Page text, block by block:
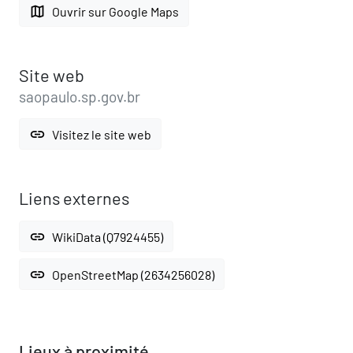
map Ouvrir sur Google Maps
Site web
saopaulo.sp.gov.br
link Visitez le site web
Liens externes
link WikiData (Q7924455)
link OpenStreetMap (2634256028)